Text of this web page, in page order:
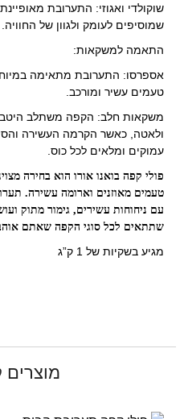
שוקולדי ואגוזי: התערובת
שמוסיפים לעומק ולגוון של החוויה.
התאמה למשקאות:
אספרסו: התערובת מתאימה
טעמים עשיר ומורכב.
משקאות חלב: הקפה משתלב היטב
ולאטה, כאשר הקרמה העשירה
עמוקים ומלאים לכל כוס.
פולי קפה בואנו אורו הוא בחירה
טעמים מאוזנים וארומה עשירה.
עם ניחוחות עשירים, גימור מתוק
שתתאים לכל סוגי הקפה שאתם
מגיע בשקיות של 1 ק”ג
מוצרים